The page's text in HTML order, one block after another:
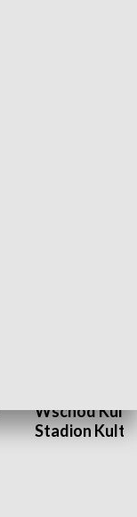
Wschód
Stadion